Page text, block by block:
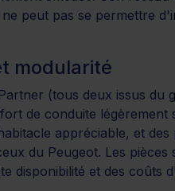
peut pas se permettre
modularité
(tous deux issus du
de conduite légèrement
appréciable, et
du Peugeot. Les pièces
disponibilité et des coûts